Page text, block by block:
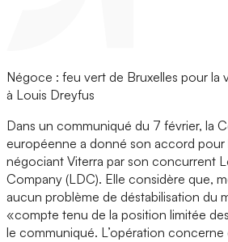
Négoce : feu vert de Bruxelles pour la
à Louis Dreyfus
Dans un communiqué du 7 février, la
européenne a donné son accord pour
négociant Viterra par son concurrent
Company (LDC). Elle considère que,
aucun problème de déstabilisation du
«compte tenu de la position limitée
le communiqué. L’opération concerne